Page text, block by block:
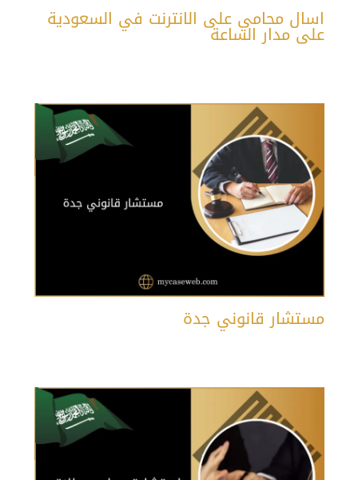
اسال محامي على الانترنت في السعودية
على مدار الساعة
مستشار قانوني جدة